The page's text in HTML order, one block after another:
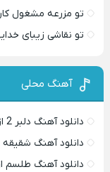
تو مزرعه مشغول
تو نقاشی زیبای
آهنگ محلی
دانلود آهنگ دلبر 2 از شهاب فالجی
دانلود آهنگ
دانلود آهنگ طلسم